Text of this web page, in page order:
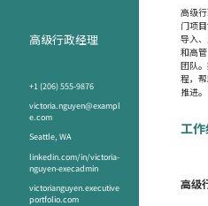
高级行政经理
+1 (206) 555-9876
victoria.nguyen@exampl
e.com
Seattle, WA
linkedin.com/in/victoria-
nguyen-execadmin
victorianguyen.executive
portfolio.com
高级
门项
导入
和高
团队
程，
推进。
工
高级